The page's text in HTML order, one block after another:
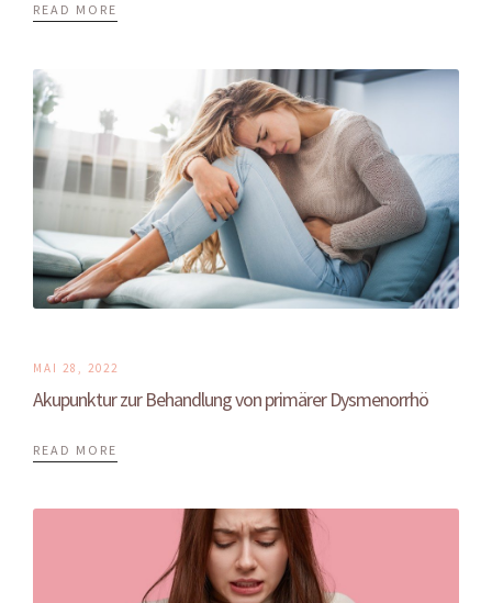
READ MORE
MAI 28, 2022
Akupunktur zur Behandlung von primärer Dysmenorrhö
READ MORE